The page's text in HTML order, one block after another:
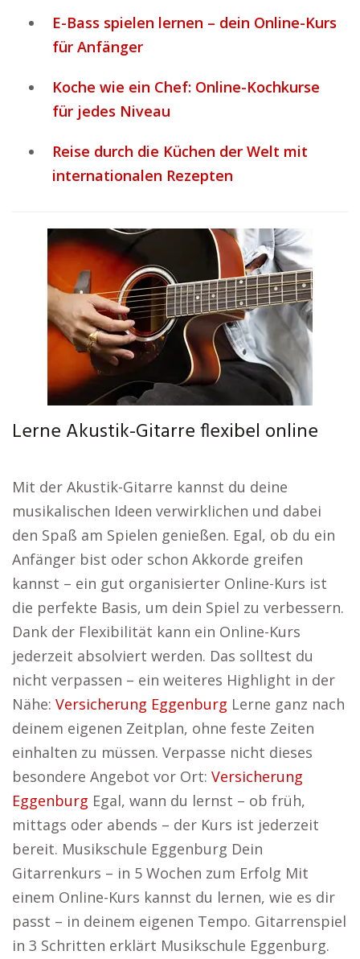
E-Bass spielen lernen – dein Online-Kurs
für Anfänger
Koche wie ein Chef: Online-Kochkurse
für jedes Niveau
Reise durch die Küchen der Welt mit
internationalen Rezepten
Lerne Akustik-Gitarre flexibel online
Mit der Akustik-Gitarre kannst du deine
musikalischen Ideen verwirklichen und dabei
den Spaß am Spielen genießen. Egal, ob du ein
Anfänger bist oder schon Akkorde greifen
kannst – ein gut organisierter Online-Kurs ist
die perfekte Basis, um dein Spiel zu verbessern.
Dank der Flexibilität kann ein Online-Kurs
jederzeit absolviert werden. Das solltest du
nicht verpassen – ein weiteres Highlight in der
Nähe: Versicherung Eggenburg Lerne ganz nach
deinem eigenen Zeitplan, ohne feste Zeiten
einhalten zu müssen. Verpasse nicht dieses
besondere Angebot vor Ort: Versicherung
Eggenburg Egal, wann du lernst – ob früh,
mittags oder abends – der Kurs ist jederzeit
bereit. Musikschule Eggenburg Dein
Gitarrenkurs – in 5 Wochen zum Erfolg Mit
einem Online-Kurs kannst du lernen, wie es dir
passt – in deinem eigenen Tempo. Gitarrenspiel
in 3 Schritten erklärt Musikschule Eggenburg.